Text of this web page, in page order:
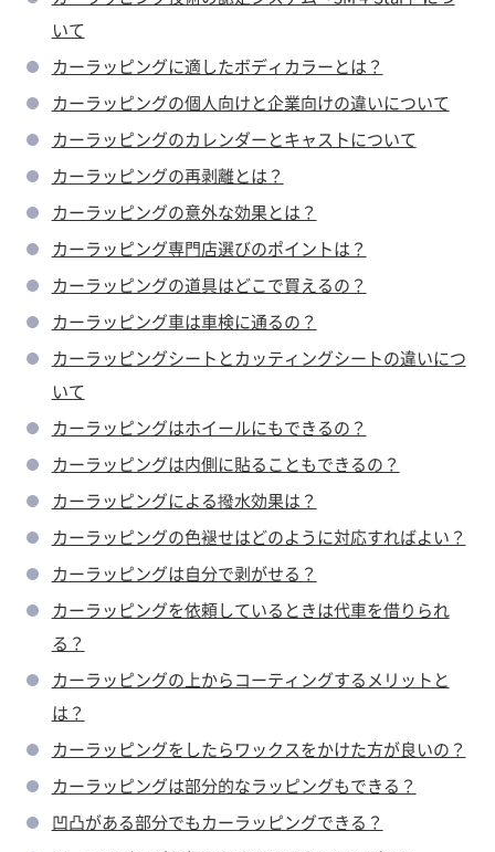
いて
カーラッピングに適したボディカラーとは？
カーラッピングの個人向けと企業向けの違いについて
カーラッピングのカレンダーとキャストについて
カーラッピングの再剥離とは？
カーラッピングの意外な効果とは？
カーラッピング専門店選びのポイントは？
カーラッピングの道具はどこで買えるの？
カーラッピング車は車検に通るの？
カーラッピングシートとカッティングシートの違いにつ
いて
カーラッピングはホイールにもできるの？
カーラッピングは内側に貼ることもできるの？
カーラッピングによる撥水効果は？
カーラッピングの色褪せはどのように対応すればよい？
カーラッピングは自分で剥がせる？
カーラッピングを依頼しているときは代車を借りられ
る？
カーラッピングの上からコーティングするメリットと
は？
カーラッピングをしたらワックスをかけた方が良いの？
カーラッピングは部分的なラッピングもできる？
凹凸がある部分でもカーラッピングできる？